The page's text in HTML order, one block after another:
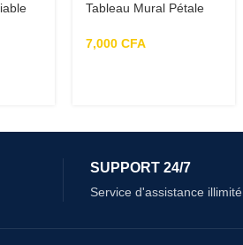
Tableau Mural Pétale
7,000 CFA
SUPPORT 24/7
Service d'assistance illimité